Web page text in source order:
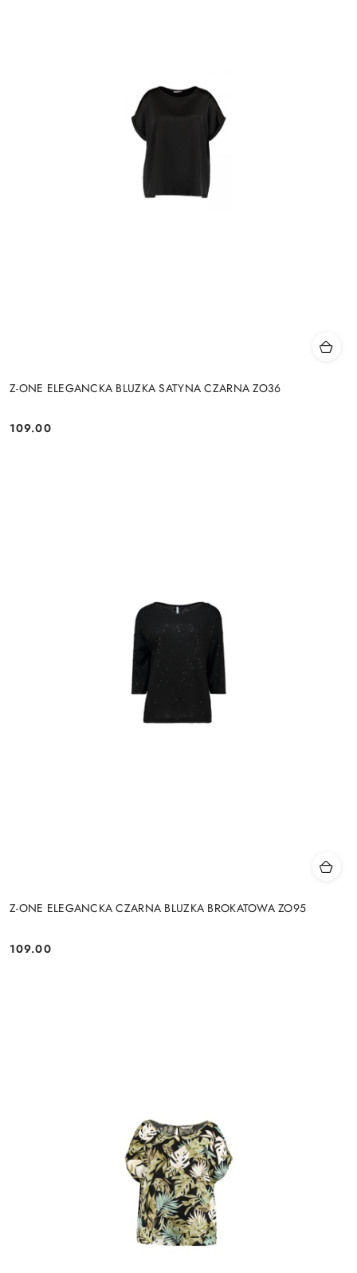
Z-ONE ELEGANCKA BLUZKA SATYNA CZARNA ZO36
Cena:
109.00
Z-ONE ELEGANCKA CZARNA BLUZKA BROKATOWA ZO95
Cena:
109.00